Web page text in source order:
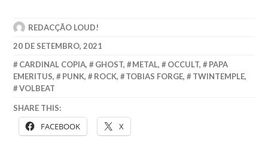
REDACÇÃO LOUD!
20 DE SETEMBRO, 2021
CARDINAL COPIA, GHOST, METAL, OCCULT,
PAPA
EMERITUS, PUNK, ROCK, TOBIAS FORGE, TWINTEMPLE,
VOLBEAT
SHARE THIS:
FACEBOOK X